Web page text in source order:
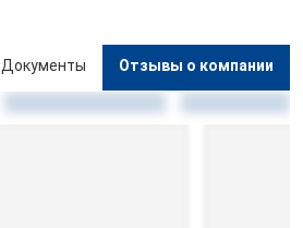
Документы Отзывы о компании